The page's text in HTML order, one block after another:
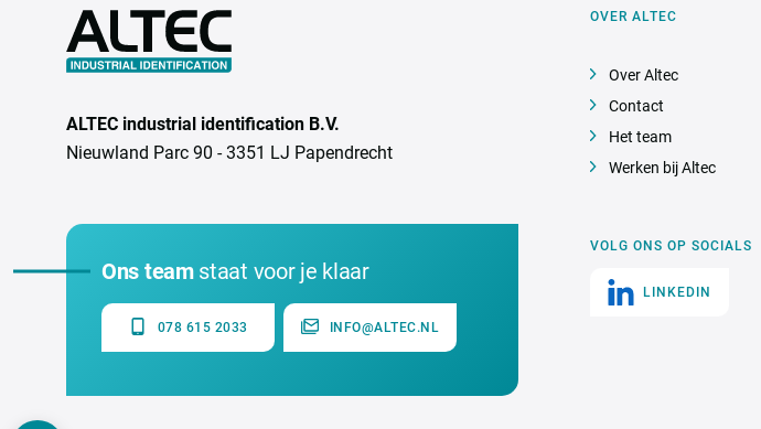
ALTEC industrial identification B.V.
Nieuwland Parc 90 - 3351 LJ Papendrecht
Ons teamstaat voor je klaar
078 615 2033 INFO@ALTEC.NL
OVER ALTEC
Over Altec
Contact
Het team
Werken bij Altec
VOLG ONS OP SOCIALS
LINKEDIN